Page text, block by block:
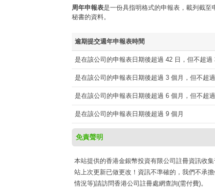
周年申報表是一份具指明格式的申報表，載列截至
秘書的資料。
逾期提交週年申報表時間
是在該公司的申報表日期後超過 42 日，但不超過
是在該公司的申報表日期後超過 3 個月，但不超
是在該公司的申報表日期後超過 6 個月，但不超
是在該公司的申報表日期後超過 9 個月
免責聲明
本站提供的香港金銀幣投資有限公司註冊資訊收
站上次更新已做更改！資訊不準確的，我們不承
情況等)請訪問香港公司註冊處網查詢(需付費)。